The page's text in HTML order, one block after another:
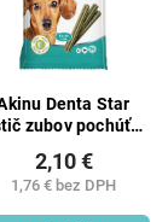
Denta Star
zubov pochúťky
1,76 € bez DPH
2,10 €